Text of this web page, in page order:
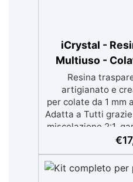
iCrystal -
Multiuso -
Resina
artigianato e
per colate da 1 mm
Adatta a Tutti
miscelazione 2:1,
senza imperfezioni
legno, silicone,
materiali.
€